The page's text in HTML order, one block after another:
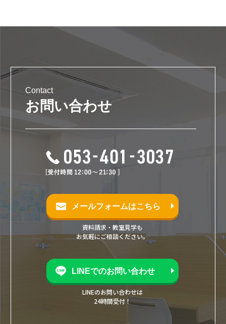
Contact
お問い合わせ
メールフォームはこちら
資料請求・教室見学も
お気軽にご相談ください。
LINEでのお問い合わせ
LINEのお問い合わせは
24時間受付！